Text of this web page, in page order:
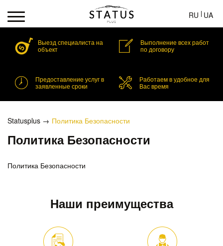
RU UA
Выезд специалиста на
объект
Выполнение всех работ
по договору
Предоставление услуг в
заявленные сроки
Работаем в удобное для
Вас время
Statusplus Политика Безопасности
Политика Безопасности
Политика Безопасности
Наши преимущества